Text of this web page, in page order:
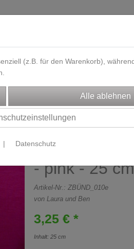
Gutscheine Designbeispiele
- pink - 25 cm
Artikel-Nr.: ZBÜND_010e
von Laura und Ben
3,25 € *
Inhalt: 25 cm
(z.B. für den Warenkorb),
| Datenschutz